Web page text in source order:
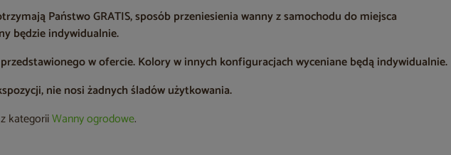
Państwo GRATIS, sposób przeniesienia wanny z samochodu do miejsca
będzie indywidualnie.
w ofercie. Kolory w innych konfiguracjach wyceniane będą indywidualnie.
nie nosi żadnych śladów użytkowania.
kategoriiWanny ogrodowe.